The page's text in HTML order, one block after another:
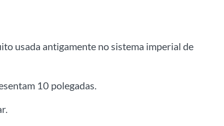
usada antigamente no sistema imperial de
10 polegadas.